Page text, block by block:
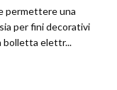
permettere una
per fini decorativi
bolletta elettr...